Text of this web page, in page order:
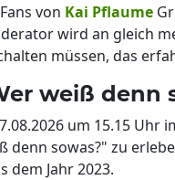
von Kai Pflaume
wird an gleich
müssen, das
weiß denn
um 15.15 Uhr
sowas?" zu
dem Jahr 2023.